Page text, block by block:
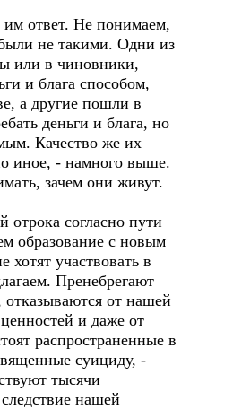
ответ. Не понимаем,
не такими. Одни из
или в чиновники,
и блага способом,
а другие пошли в
деньги и блага, но
Качество же их
иное, - намного выше.
зачем они живут.
отрока согласно пути
образование с новым
хотят участвовать в
Пренебрегают
от нашей
и даже от
распространенные в
суициду, -
тысячи
нашей